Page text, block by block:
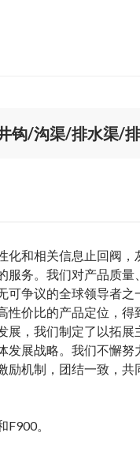
钩/沟渠/排水渠/
化和相关信息 止回阀 ，
服务。我们对产品质量
可争议的全球领导者之
性价比的产品定位，得
展，我们制定了以拓展
发展战略。我们不懈努
励机制，团结一致，共
F900。